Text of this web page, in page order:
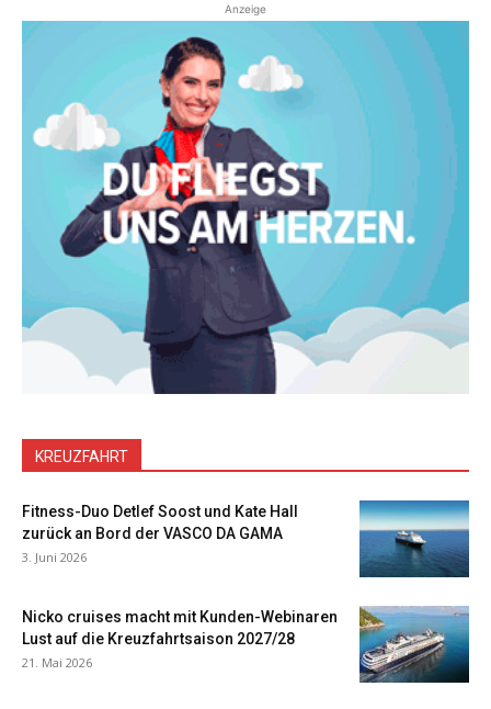
Anzeige
KREUZFAHRT
Fitness-Duo Detlef Soost und Kate Hall
zurück an Bord der VASCO DA GAMA
3. Juni 2026
Nicko cruises macht mit Kunden-Webinaren
Lust auf die Kreuzfahrtsaison 2027/28
21. Mai 2026